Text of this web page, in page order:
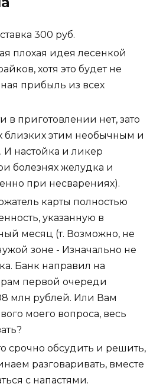
300 руб.
плохая идея лесенкой
хотя это будет не
прибыль из всех
в приготовлении нет, зато
близких этим необычным и
настойка и ликер
болезнях желудка и
при несварениях).
карты полностью
указанную в
месяц (т. Возможно, не
зоне - Изначально не
Банк направил на
первой очереди
млн рублей. Или Вам
моего вопроса, весь
срочно обсудить и решить,
разговаривать, вместе
с напастями.